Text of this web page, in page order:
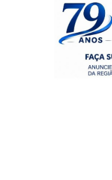
alimentícia